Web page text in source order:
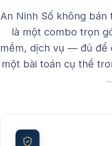
An Ninh Số không
là một combo trọn
mềm, dịch vụ — đủ để
một bài toán cụ thể